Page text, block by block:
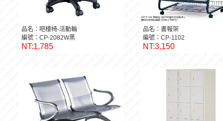
品名：吧檯椅-活動輪
編號：CP-2082W黑
NT:1,785
品名：書報架
編號：CP-1102
NT:3,150